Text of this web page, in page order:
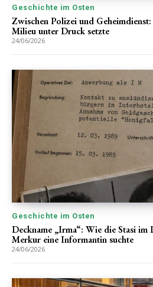
Geschichte im Osten
Zwischen Polizei und
Milieu unter Druck setzte
24/06/2026
Geschichte im Osten
Deckname „Irma“: Wie die Stasi
Merkur eine Informantin suchte
24/06/2026